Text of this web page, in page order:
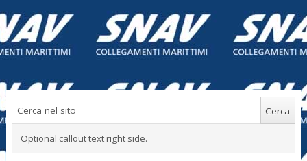
Optional callout text right side.